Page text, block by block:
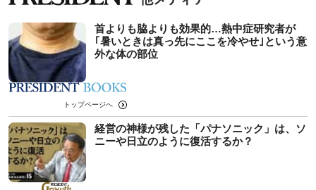
首よりも脇よりも効果的…熱中症研究者が
｢暑いときは真っ先にここを冷やせ｣という意
外な体の部位
トップページへ
経営の神様が残した「パナソニック」は、ソ
ニーや日立のように復活するか？